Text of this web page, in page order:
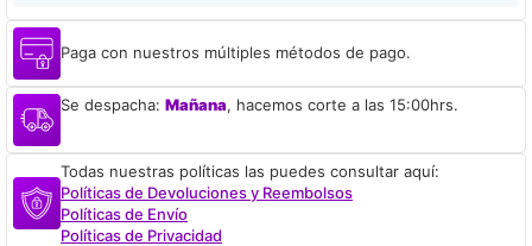
Paga con nuestros múltiples métodos de pago.
Se despacha: Mañana, hacemos corte a las 15:00hrs.
Todas nuestras políticas las puedes consultar aquí:
Políticas de Devoluciones y Reembolsos
Políticas de Envío
Políticas de Privacidad